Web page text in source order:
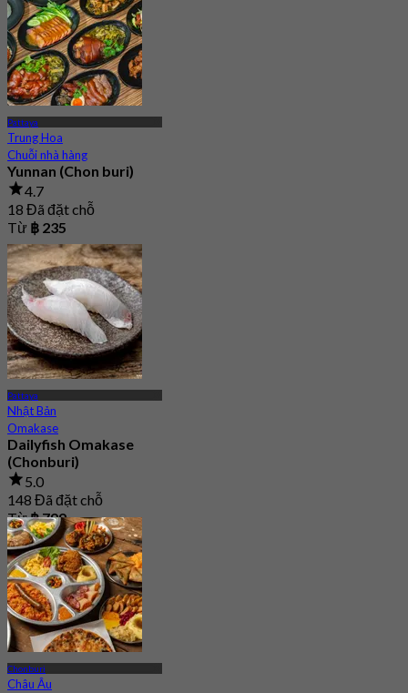
Pattaya
Trung Hoa
Chuỗi nhà hàng
Yunnan (Chon buri)
4.7
18 Đã đặt chỗ
Từ ฿ 235
Pattaya
Nhật Bản
Omakase
Dailyfish Omakase
(Chonburi)
5.0
148 Đã đặt chỗ
Từ฿ 799
Chonburi
Châu Âu